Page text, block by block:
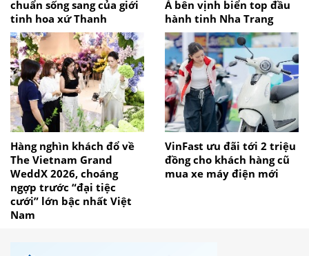
chuẩn sống sang của giới
tinh hoa xứ Thanh
Á bên vịnh biển top đầu
hành tinh Nha Trang
Hàng nghìn khách đổ về
The Vietnam Grand
WeddX 2026, choáng
ngợp trước “đại tiệc
cưới” lớn bậc nhất Việt
Nam
VinFast ưu đãi tới 2 triệu
đồng cho khách hàng cũ
mua xe máy điện mới